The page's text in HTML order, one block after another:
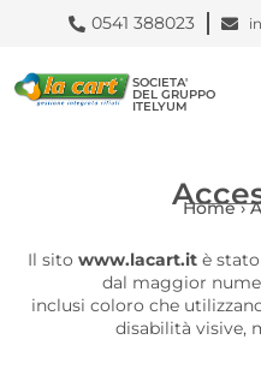
0541 388023
SOCIETA'
DEL GRUPPO
ITELYUM
Home›
Il sito www.lacart.it è
dal maggior
inclusi coloro che
disabilità visive,